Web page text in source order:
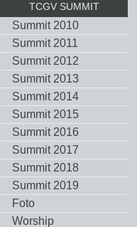
TCGV SUMMIT
Summit 2010
Summit 2011
Summit 2012
Summit 2013
Summit 2014
Summit 2015
Summit 2016
Summit 2017
Summit 2018
Summit 2019
Foto
Worship